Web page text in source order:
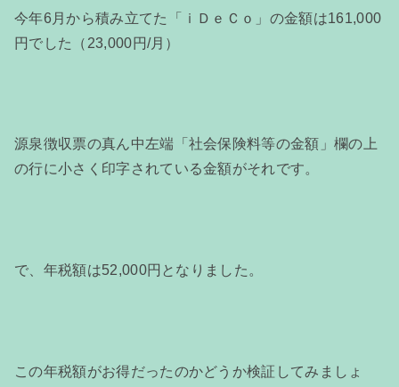
今年6月から積み立てた「ｉＤｅＣｏ」の金額は161,000
円でした（23,000円/月）
源泉徴収票の真ん中左端「社会保険料等の金額」欄の上
の行に小さく印字されている金額がそれです。
で、年税額は52,000円となりました。
この年税額がお得だったのかどうか検証してみましょ